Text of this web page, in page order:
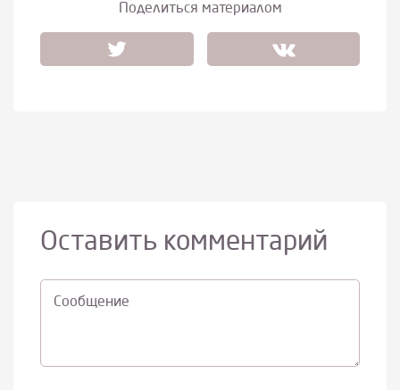
Поделиться материалом
Оставить комментарий
Cообщение